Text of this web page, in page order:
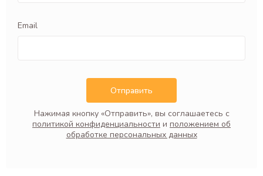
Email
Нажимая кнопку «Отправить», вы соглашаетесь с
политикой конфиденциальности и положением об
обработке персональных данных
Отправить